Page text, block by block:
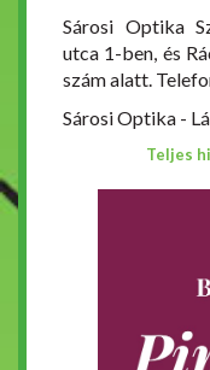
Sárosi Optika
utca 1-ben, és
szám alatt.
Sárosi Optika -
Teljes